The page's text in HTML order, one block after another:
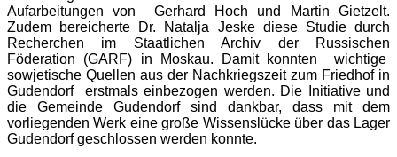
Aufarbeitungen von Gerhard Hoch und Martin Gietzelt.
Zudem bereicherte Dr. Natalja Jeske diese Studie durch
Recherchen im Staatlichen Archiv der Russischen
Föderation (GARF) in Moskau. Damit konnten wichtige
sowjetische Quellen aus der Nachkriegszeit zum Friedhof in
Gudendorf erstmals einbezogen werden. Die Initiative und
die Gemeinde Gudendorf sind dankbar, dass mit dem
vorliegenden Werk eine große Wissenslücke über das Lager
Gudendorf geschlossen werden konnte.